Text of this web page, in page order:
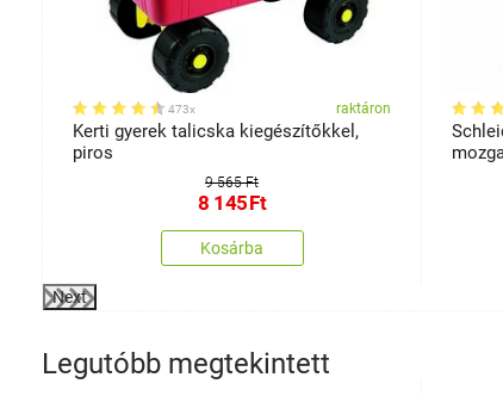
473x raktáron
Kerti gyerek talicska kiegészítőkkel,
piros
9 565 Ft
8 145Ft
Kosárba
Next
Legutóbb megtekintett